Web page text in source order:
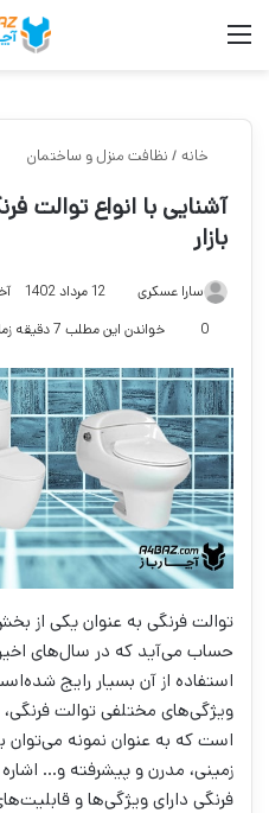
منو
خانه / نظافت منزل و ساختمان
آشنایی با انواع توالت
بازار
سارا عسکری 12 مرداد 1402
0
خواندن این مطلب 7 دقیقه زمان میبرد
توالت فرنگی به عنوان یکی از
حساب می‌آید که در سال‌های اخیر
استفاده از آن بسیار رایج
ویژگی‌های مختلفی توالت فرنگی‌،
است که به عنوان نمونه می‌توان
زمینی، مدرن و پیشرفته و…
فرنگی دارای ویژگی‌ها و